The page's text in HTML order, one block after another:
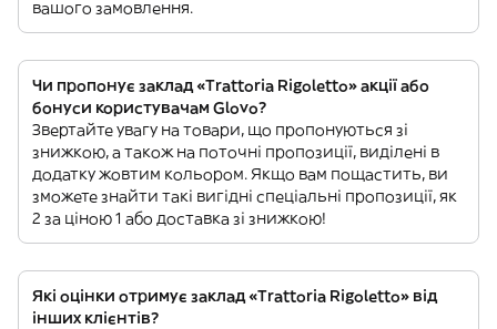
вашого замовлення.
Чи пропонує заклад «Trattoria Rigoletto» акції або
бонуси користувачам Glovo?
Звертайте увагу на товари, що пропонуються зі
знижкою, а також на поточні пропозиції, виділені в
додатку жовтим кольором. Якщо вам пощастить, ви
зможете знайти такі вигідні спеціальні пропозиції, як
2 за ціною 1 або доставка зі знижкою!
Які оцінки отримує заклад «Trattoria Rigoletto» від
інших клієнтів?